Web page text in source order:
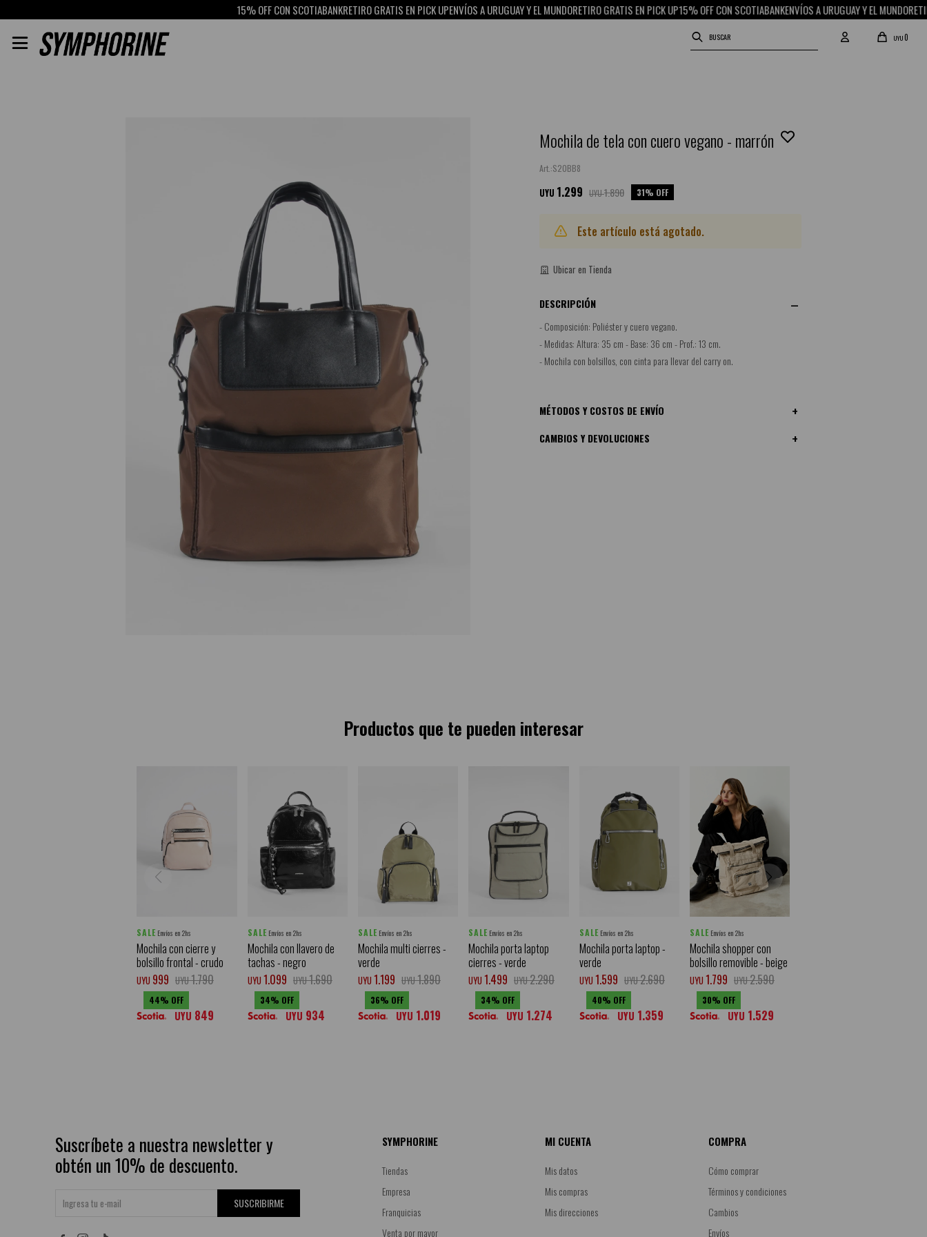
15% OFF CON SCOTIABANKRETIRO GRATIS EN PICK UPENVÍOS A URUGUAY Y EL MUNDORETIRO GRATIS EN PICK UP15% OFF CON SCOTIABANKENVÍOS A URUGUAY Y EL MUNDORETIRO
UYU0

Mochila de tela con cuero vegano - marrón
S20BB8
UYU 1.299 UYU1.890 31
Este artículo está agotado.
Ubicar en Tienda
DESCRIPCIÓN
- Composición: Poliéster y cuero vegano.
- Medidas: Altura: 35 cm - Base: 36 cm - Prof.: 13 cm.
- Mochila con bolsillos, con cinta para llevar del carry on.
MÉTODOS Y COSTOS DE ENVÍO
CAMBIOS Y DEVOLUCIONES
Productos que te pueden interesar
SALE Envíos en 2hs
Mochila con cierre y
bolsillo frontal - crudo
UYU 999 UYU1.790
44
UYU 849
SALE Envíos en 2hs
Mochila con llavero de
tachas - negro
UYU 1.099 UYU1.690
34
UYU 934
SALE Envíos en 2hs
Mochila multi cierres -
verde
UYU 1.199 UYU1.890
36
UYU 1.019
SALE Envíos en 2hs
Mochila porta laptop
cierres - verde
UYU 1.499 UYU2.290
34
UYU 1.274
SALE Envíos en 2hs
Mochila porta laptop -
verde
UYU 1.599 UYU2.690
40
UYU 1.359
SALE Envíos en 2hs
Mochila shopper con
bolsillo removible - beige
UYU 1.799 UYU2.590
30
UYU 1.529
Suscríbete a nuestra newsletter y
obtén un 10% de descuento.
SUSCRIBIRME
SYMPHORINE
Tiendas
Empresa
Franquicias
Venta por mayor
MI CUENTA
Mis datos
Mis compras
Mis direcciones
COMPRA
Cómo comprar
Términos y condiciones
Cambios
Envíos